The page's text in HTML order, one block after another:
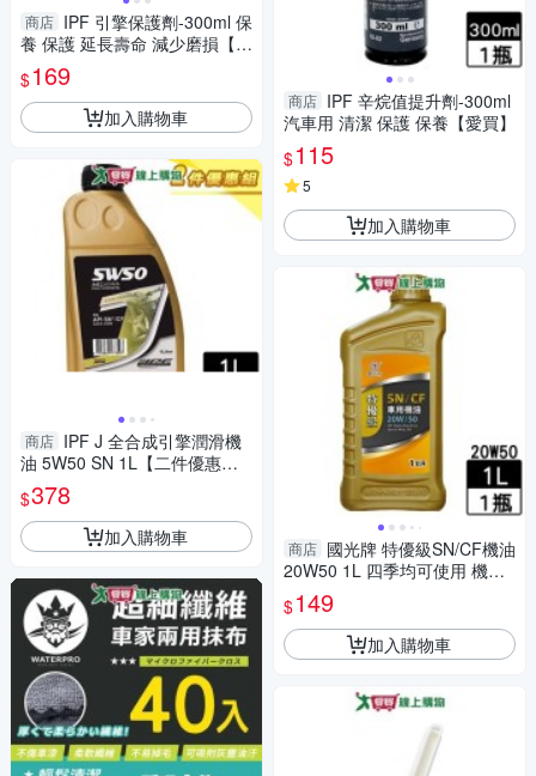
商店 IPF 引擎保護劑-300ml 保
養 保護 延長壽命 減少磨損【愛
買】
$169
加入購物車
商店 IPF J 全合成引擎潤滑機
油 5W50 SN 1L【二件優惠
組】【愛買】
$378
加入購物車
商店 IPF 辛烷值提升劑-300ml
汽車用 清潔 保護 保養【愛買】
$115
5
加入購物車
商店 國光牌 特優級SN/CF機油
20W50 1L 四季均可使用 機油
保養【愛買】
$149
加入購物車